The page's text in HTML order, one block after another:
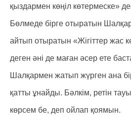
қыздармен көңіл көтермеске»
Бөлмеде бірге отыратын
айтып отыратын «Жігіттер жас
деген әні де маған әсер ете
Шалқармен жатып жүрген ана
қатты ұнайды. Бәлкім, ретін
көрсем бе, деп ойлап қоямын.